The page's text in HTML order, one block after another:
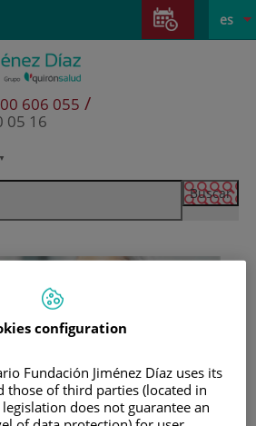
activo
es
606 055 /
05 16
visitantes
configuration
Fundación Jiménez Díaz uses its
those of third parties (located in
does not guarantee an